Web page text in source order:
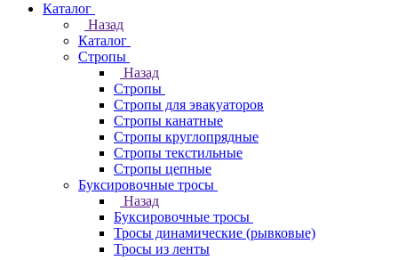
Каталог
Назад
Каталог
Стропы
Назад
Стропы
Стропы для эвакуаторов
Стропы канатные
Стропы круглопрядные
Стропы текстильные
Стропы цепные
Буксировочные тросы
Назад
Буксировочные тросы
Тросы динамические (рывковые)
Тросы из ленты